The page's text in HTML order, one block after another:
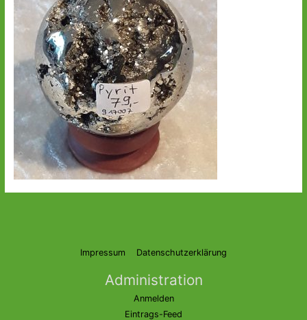
Impressum Datenschutzerklärung
Administration
Anmelden
Eintrags-Feed